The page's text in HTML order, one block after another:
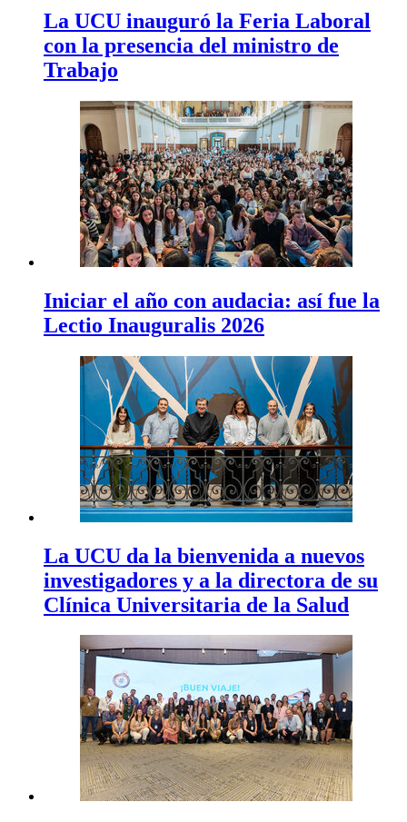
La UCU inauguró la Feria Laboral
con la presencia del ministro de
Trabajo
Iniciar el año con audacia: así fue la
Lectio Inauguralis 2026
La UCU da la bienvenida a nuevos
investigadores y a la directora de su
Clínica Universitaria de la Salud